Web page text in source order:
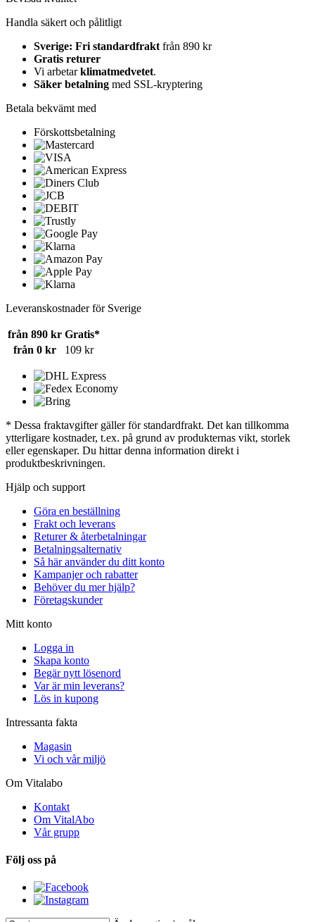
Handla säkert och pålitligt
Sverige: Fri standardfrakt från 890 kr
Gratis returer
Vi arbetarklimatmedvetet.
Säker betalning med SSL-kryptering
Betala bekvämt med
Förskottsbetalning
Leveranskostnader för Sverige
från 890 kr Gratis*
från 0 kr
109 kr
* Dessa fraktavgifter gäller för standardfrakt. Det kan tillkomma
ytterligare kostnader, t.ex. på grund av produkternas vikt, storlek
eller egenskaper. Du hittar denna information direkt i
produktbeskrivningen.
Hjälp och support
Göra en beställning
Frakt och leverans
Returer & återbetalningar
Betalningsalternativ
Så här använder du ditt konto
Kampanjer och rabatter
Behöver du mer hjälp?
Företagskunder
Mitt konto
Logga in
Skapa konto
Begär nytt lösenord
Var är min leverans?
Lös in kupong
Intressanta fakta
Magasin
Vi och vår miljö
Om Vitalabo
Kontakt
Om VitalAbo
Vår grupp
Följ oss på